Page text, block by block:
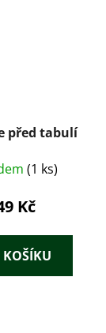
před tabulí
(1 ks)
Kč
KOŠÍKU